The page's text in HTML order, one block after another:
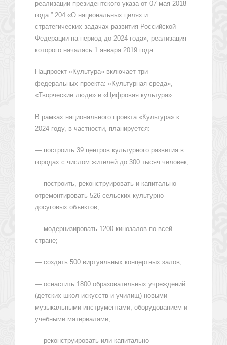
реализации президентского указа от 07 мая 2018
года ” 204 «О национальных целях и
стратегических задачах развития Российской
Федерации на период до 2024 года», реализация
которого началась 1 января 2019 года.
Нацпроект «Культура» включает три
федеральных проекта: «Культурная среда»,
«Творческие люди» и «Цифровая культура».
В рамках национального проекта «Культура» к
2024 году, в частности, планируется:
— построить 39 центров культурного развития в
городах с числом жителей до 300 тысяч человек;
— построить, реконструировать и капитально
отремонтировать 526 сельских культурно-
досуговых объектов;
— модернизировать 1200 кинозалов по всей
стране;
— создать 500 виртуальных концертных залов;
— оснастить 1800 образовательных учреждений
(детских школ искусств и училищ) новыми
музыкальными инструментами, оборудованием и
учебными материалами;
— реконструировать или капитально